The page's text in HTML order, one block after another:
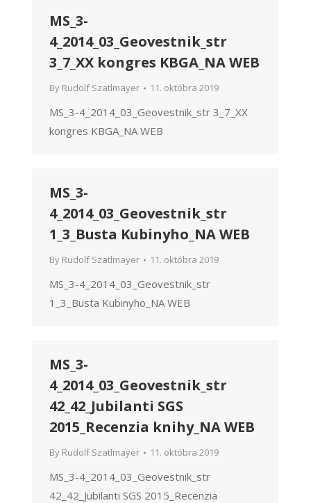
MS_3-
4_2014_03_Geovestnik_str
3_7_XX kongres KBGA_NA WEB
By Rudolf Szatlmayer 11. októbra 2019
MS_3-4_2014_03_Geovestnik_str 3_7_XX
kongres KBGA_NA WEB
MS_3-
4_2014_03_Geovestnik_str
1_3_Busta Kubinyho_NA WEB
By Rudolf Szatlmayer 11. októbra 2019
MS_3-4_2014_03_Geovestnik_str
1_3_Busta Kubinyho_NA WEB
MS_3-
4_2014_03_Geovestnik_str
42_42_Jubilanti SGS
2015_Recenzia knihy_NA WEB
By Rudolf Szatlmayer 11. októbra 2019
MS_3-4_2014_03_Geovestnik_str
42_42_Jubilanti SGS 2015_Recenzia